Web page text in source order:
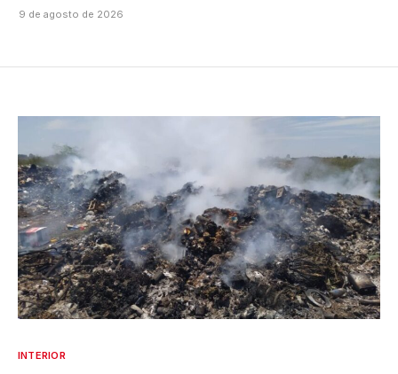
9 de agosto de 2026
INTERIOR